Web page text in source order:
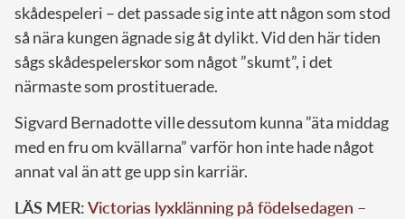
skådespeleri – det passade sig inte att någon som stod
så nära kungen ägnade sig åt dylikt. Vid den här tiden
sågs skådespelerskor som något ”skumt”, i det
närmaste som prostituerade.
Sigvard Bernadotte ville dessutom kunna ”äta middag
med en fru om kvällarna” varför hon inte hade något
annat val än att ge upp sin karriär.
LÄS MER:Victorias lyxklänning på födelsedagen –